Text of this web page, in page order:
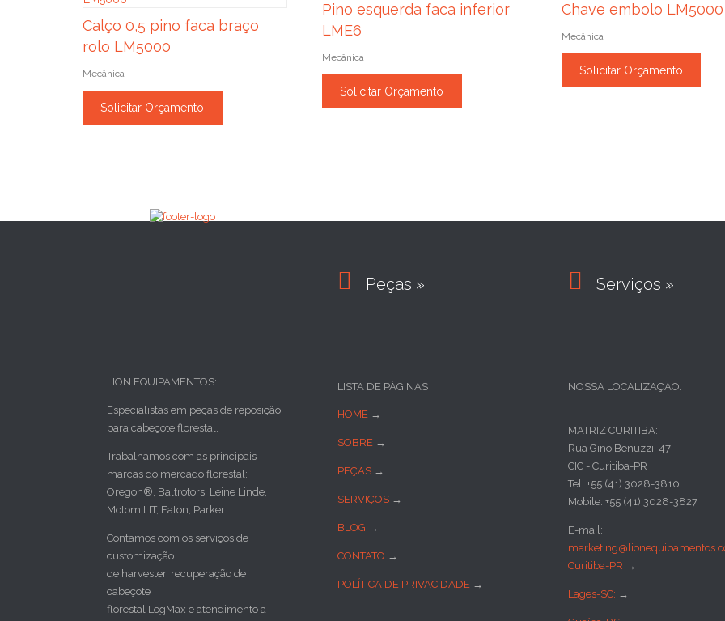
Calço 0,5 pino faca braço
rolo LM5000
Mecânica
Solicitar Orçamento
Pino esquerda faca inferior
LME6
Mecânica
Solicitar Orçamento
Chave embolo LM5000
Mecânica
Solicitar Orçamento
 Peças »  Serviços »
LION EQUIPAMENTOS:
Especialistas em peças de reposição
para cabeçote florestal.
Trabalhamos com as principais
marcas do mercado florestal:
Oregon®, Baltrotors, Leine Linde,
Motomit IT, Eaton, Parker.
Contamos com os serviços de
customização
de harvester, recuperação de
cabeçote
florestal LogMax e atendimento a
LISTA DE PÁGINAS
HOME →
SOBRE →
PEÇAS →
SERVIÇOS →
BLOG →
CONTATO →
POLÍTICA DE PRIVACIDADE →
NOSSA LOCALIZAÇÃO:
MATRIZ CURITIBA:
Rua Gino Benuzzi, 47
CIC - Curitiba-PR
Tel: +55 (41) 3028-3810
Mobile: +55 (41) 3028-3827
E-mail:
Curitiba-PR →
Lages-SC: →